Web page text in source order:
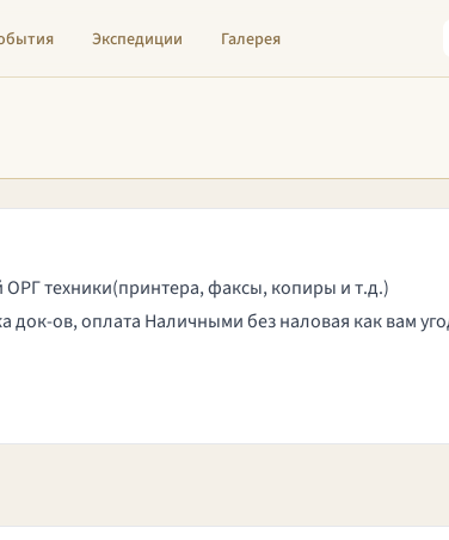
Экспедиции Галерея
техники(принтера, факсы, копиры и т.д.)
док-ов, оплата Наличными без наловая как вам